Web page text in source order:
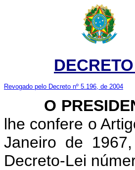
Revogado pelo Decreto nº 5.196, de 2004
O
lhe confere o
Janeiro de
Decreto-Lei